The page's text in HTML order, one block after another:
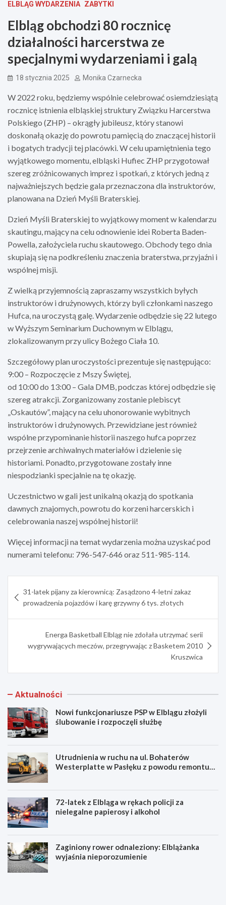
ELBLĄG WYDARZENIA ZABYTKI
Elbląg obchodzi 80 rocznicę
działalności harcerstwa ze
specjalnymi wydarzeniami i galą
18 stycznia 2025 Monika Czarnecka
W 2022 roku, będziemy wspólnie celebrować osiemdziesiątą
rocznicę istnienia elbląskiej struktury Związku Harcerstwa
Polskiego (ZHP) – okrągły jubileusz, który stanowi
doskonałą okazję do powrotu pamięcią do znaczącej historii
i bogatych tradycji tej placówki. W celu upamiętnienia tego
wyjątkowego momentu, elbląski Hufiec ZHP przygotował
szereg zróżnicowanych imprez i spotkań, z których jedną z
najważniejszych będzie gala przeznaczona dla instruktorów,
planowana na Dzień Myśli Braterskiej.
Dzień Myśli Braterskiej to wyjątkowy moment w kalendarzu
skautingu, mający na celu odnowienie idei Roberta Baden-
Powella, założyciela ruchu skautowego. Obchody tego dnia
skupiają się na podkreśleniu znaczenia braterstwa, przyjaźni i
wspólnej misji.
Z wielką przyjemnością zapraszamy wszystkich byłych
instruktorów i drużynowych, którzy byli członkami naszego
Hufca, na uroczystą galę. Wydarzenie odbędzie się 22 lutego
w Wyższym Seminarium Duchownym w Elblągu,
zlokalizowanym przy ulicy Bożego Ciała 10.
Szczegółowy plan uroczystości prezentuje się następująco:
9:00 – Rozpoczęcie z Mszy Świętej,
od 10:00 do 13:00 – Gala DMB, podczas której odbędzie się
szereg atrakcji. Zorganizowany zostanie plebiscyt
„Oskautów”, mający na celu uhonorowanie wybitnych
instruktorów i drużynowych. Przewidziane jest również
wspólne przypominanie historii naszego hufca poprzez
przejrzenie archiwalnych materiałów i dzielenie się
historiami. Ponadto, przygotowane zostały inne
niespodzianki specjalnie na tę okazję.
Uczestnictwo w gali jest unikalną okazją do spotkania
dawnych znajomych, powrotu do korzeni harcerskich i
celebrowania naszej wspólnej historii!
Więcej informacji na temat wydarzenia można uzyskać pod
numerami telefonu: 796-547-646 oraz 511-985-114.
wpisu
31-latek pijany za kierownicą: Zasądzono 4-letni zakaz
prowadzenia pojazdów i karę grzywny 6 tys. złotych
Energa Basketball Elbląg nie zdołała utrzymać serii
wygrywających meczów, przegrywając z Basketem 2010
Kruszwica
Aktualności
Nowi funkcjonariusze PSP w Elblągu złożyli
ślubowanie i rozpoczęli służbę
Utrudnienia w ruchu na ul. Bohaterów
Westerplatte w Pasłęku z powodu remontu
72-latek z Elbląga w rękach policji za
nielegalne papierosy i alkohol
Zaginiony rower odnaleziony: Elblążanka
wyjaśnia nieporozumienie
N
U